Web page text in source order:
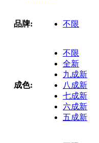
品牌: 不限
成色:
不限
全新
九成新
八成新
七成新
六成新
五成新